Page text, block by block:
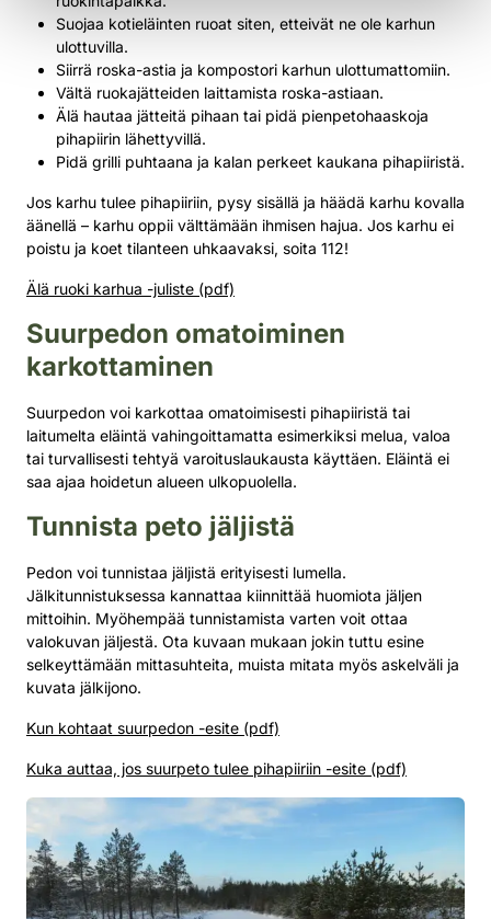
Suojaa kotieläinten ruoat siten, etteivät ne ole karhun
ulottuvilla​.
Siirrä roska-astia ja kompostori karhun ulottumattomiin​.
Vältä ruokajätteiden laittamista roska-astiaan.​
Älä hautaa jätteitä pihaan tai pidä pienpetohaaskoja
pihapiirin lähettyvillä.
Pidä grilli puhtaana ja kalan perkeet kaukana pihapiiristä.
Jos karhu tulee pihapiiriin, pysy sisällä ja häädä karhu kovalla
äänellä – karhu oppii välttämään ihmisen hajua. Jos karhu ei
poistu ja koet tilanteen uhkaavaksi, soita 112!
Älä ruoki karhua -juliste (pdf)
Suurpedon omatoiminen
karkottaminen
Suurpedon voi karkottaa omatoimisesti pihapiiristä tai
laitumelta eläintä vahingoittamatta esimerkiksi melua, valoa
tai turvallisesti tehtyä varoituslaukausta käyttäen. Eläintä ei
saa ajaa hoidetun alueen ulkopuolella.
Tunnista peto jäljistä
Pedon voi tunnistaa jäljistä erityisesti lumella.
Jälkitunnistuksessa kannattaa kiinnittää huomiota jäljen
mittoihin. Myöhempää tunnistamista varten voit ottaa
valokuvan jäljestä. Ota kuvaan mukaan jokin tuttu esine
selkeyttämään mittasuhteita, muista mitata myös askelväli ja
kuvata jälkijono.
Kun kohtaat suurpedon -esite (pdf)
Kuka auttaa, jos suurpeto tulee pihapiiriin -esite (pdf)